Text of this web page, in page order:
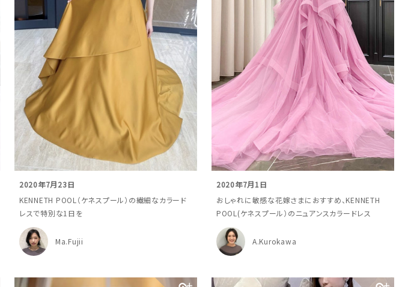
2020年7月23日
KENNETH POOL（ケネスプール）の繊細なカラード
レスで特別な1日を
Ma.Fujii
2020年7月1日
おしゃれに敏感な花嫁さまにおすすめ、KENNETH
POOL(ケネスプール）のニュアンスカラードレス
A.Kurokawa